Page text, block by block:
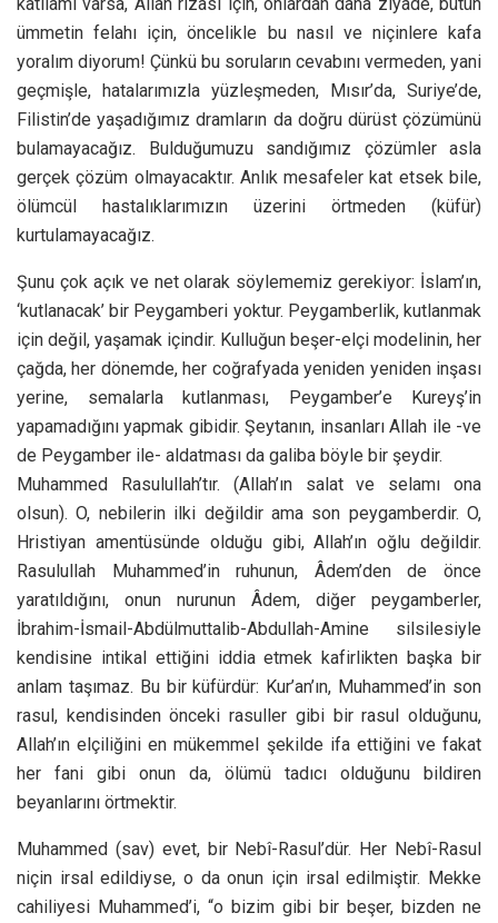
ümmetin felahı için, öncelikle bu nasıl ve niçinlere kafa
yoralım diyorum! Çünkü bu soruların cevabını vermeden, yani
geçmişle, hatalarımızla yüzleşmeden, Mısır’da, Suriye’de,
Filistin’de yaşadığımız dramların da doğru dürüst çözümünü
bulamayacağız. Bulduğumuzu sandığımız çözümler asla
gerçek çözüm olmayacaktır. Anlık mesafeler kat etsek bile,
ölümcül hastalıklarımızın üzerini örtmeden (küfür)
kurtulamayacağız.
Şunu çok açık ve net olarak söylememiz gerekiyor: İslam’ın,
‘kutlanacak’ bir Peygamberi yoktur. Peygamberlik, kutlanmak
için değil, yaşamak içindir. Kulluğun beşer-elçi modelinin, her
çağda, her dönemde, her coğrafyada yeniden yeniden inşası
yerine, semalarla kutlanması, Peygamber’e Kureyş’in
yapamadığını yapmak gibidir. Şeytanın, insanları Allah ile -ve
de Peygamber ile- aldatması da galiba böyle bir şeydir.
Muhammed Rasulullah’tır. (Allah’ın salat ve selamı ona
olsun). O, nebilerin ilki değildir ama son peygamberdir. O,
Hristiyan amentüsünde olduğu gibi, Allah’ın oğlu değildir.
Rasulullah Muhammed’in ruhunun, Âdem’den de önce
yaratıldığını, onun nurunun Âdem, diğer peygamberler,
İbrahim-İsmail-Abdülmuttalib-Abdullah-Amine silsilesiyle
kendisine intikal ettiğini iddia etmek kafirlikten başka bir
anlam taşımaz. Bu bir küfürdür: Kur’an’ın, Muhammed’in son
rasul, kendisinden önceki rasuller gibi bir rasul olduğunu,
Allah’ın elçiliğini en mükemmel şekilde ifa ettiğini ve fakat
her fani gibi onun da, ölümü tadıcı olduğunu bildiren
beyanlarını örtmektir.
Muhammed (sav) evet, bir Nebî-Rasul’dür. Her Nebî-Rasul
niçin irsal edildiyse, o da onun için irsal edilmiştir. Mekke
cahiliyesi Muhammed’i, “o bizim gibi bir beşer, bizden ne